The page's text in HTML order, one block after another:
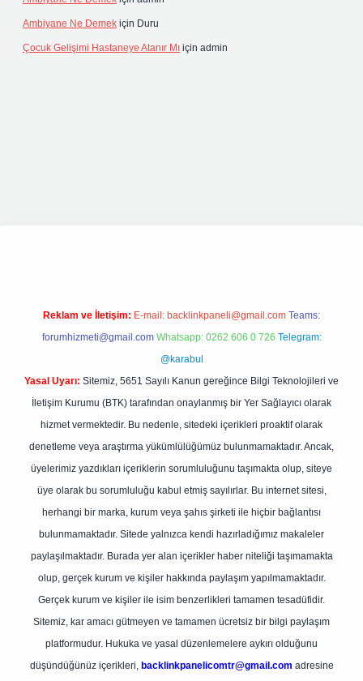
Ambiyane Ne Demek için Duru
Çocuk Gelişimi Hastaneye Atanır Mı için admin
Reklam ve İletişim: E-mail: backlinkpaneli@gmail.com Teams:
forumhizmeti@gmail.com Whatsapp: 0262 606 0 726 Telegram:
@karabul
Yasal Uyarı: Sitemiz, 5651 Sayılı Kanun gereğince Bilgi Teknolojileri ve
İletişim Kurumu (BTK) tarafından onaylanmış bir Yer Sağlayıcı olarak
hizmet vermektedir. Bu nedenle, sitedeki içerikleri proaktif olarak
denetleme veya araştırma yükümlülüğümüz bulunmamaktadır. Ancak,
üyelerimiz yazdıkları içeriklerin sorumluluğunu taşımakta olup, siteye
üye olarak bu sorumluluğu kabul etmiş sayılırlar. Bu internet sitesi,
herhangi bir marka, kurum veya şahıs şirketi ile hiçbir bağlantısı
bulunmamaktadır. Sitede yalnızca kendi hazırladığımız makaleler
paylaşılmaktadır. Burada yer alan içerikler haber niteliği taşımamakta
olup, gerçek kurum ve kişiler hakkında paylaşım yapılmamaktadır.
Gerçek kurum ve kişiler ile isim benzerlikleri tamamen tesadüfidir.
Sitemiz, kar amacı gütmeyen ve tamamen ücretsiz bir bilgi paylaşım
platformudur. Hukuka ve yasal düzenlemelere aykırı olduğunu
düşündüğünüz içerikleri, backlinkpanelicomtr@gmail.com adresine